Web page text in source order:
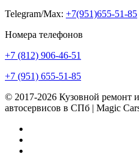
Telegram/Max: +7(951)655-51-85
Номера телефонов
+7 (812) 906-46-51
+7 (951) 655-51-85
© 2017-2026 Кузовной ремонт
автосервисов в СПб | Magic